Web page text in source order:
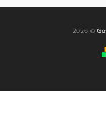
2026 ©